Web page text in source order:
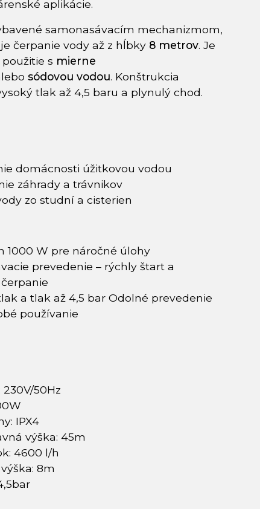
aplikácie.
samonasávacím mechanizmom,
čerpanie vody až z hĺbky 8 metrov. Je
s mierne
sódovou vodou. Konštrukcia
tlak až 4,5 baru a plynulý chod.
domácnosti úžitkovou vodou
záhrady a trávnikov
zo studní a cisterien
1000 W pre náročné úlohy
prevedenie – rýchly štart a
a tlak až 4,5 bar Odolné prevedenie
používanie
50Hz
IPX4
výška: 45m
4600 l/h
8m